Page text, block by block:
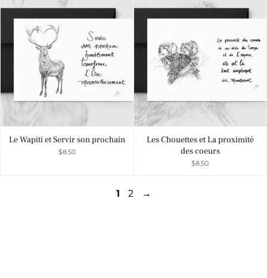
Le Wapiti et Servir son prochain
$8.50
Les Chouettes et La proximité
des coeurs
$8.50
1 2 →